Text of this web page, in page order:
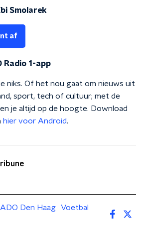
Smolarek
af
Radio 1-app
niks. Of het nou gaat om nieuws uit
sport, tech of cultuur; met de
je altijd op de hoogte. Download
hier voor Android.
ADO Den Haag
Voetbal